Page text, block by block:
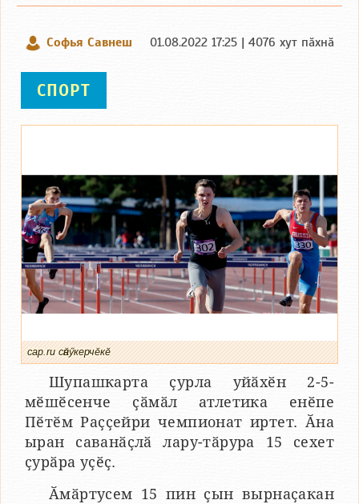
Софья Савнеш 01.08.2022 17:25 | 4076 хут пӑхнӑ
СПОРТ
cap.ru сӑнӳкерчӗкӗ
Шупашкарта ҫурла уйӑхӗн 2-5-
мӗшӗсенче ҫӑмӑл атлетика енӗпе
Пӗтӗм Раҫҫейри чемпионат иртет. Ӑна
ыран саванӑҫлӑ лару-тӑрура 15 сехет
ҫурӑра уҫӗҫ.
Ӑмӑртусем 15 пин ҫын вырнаҫакан